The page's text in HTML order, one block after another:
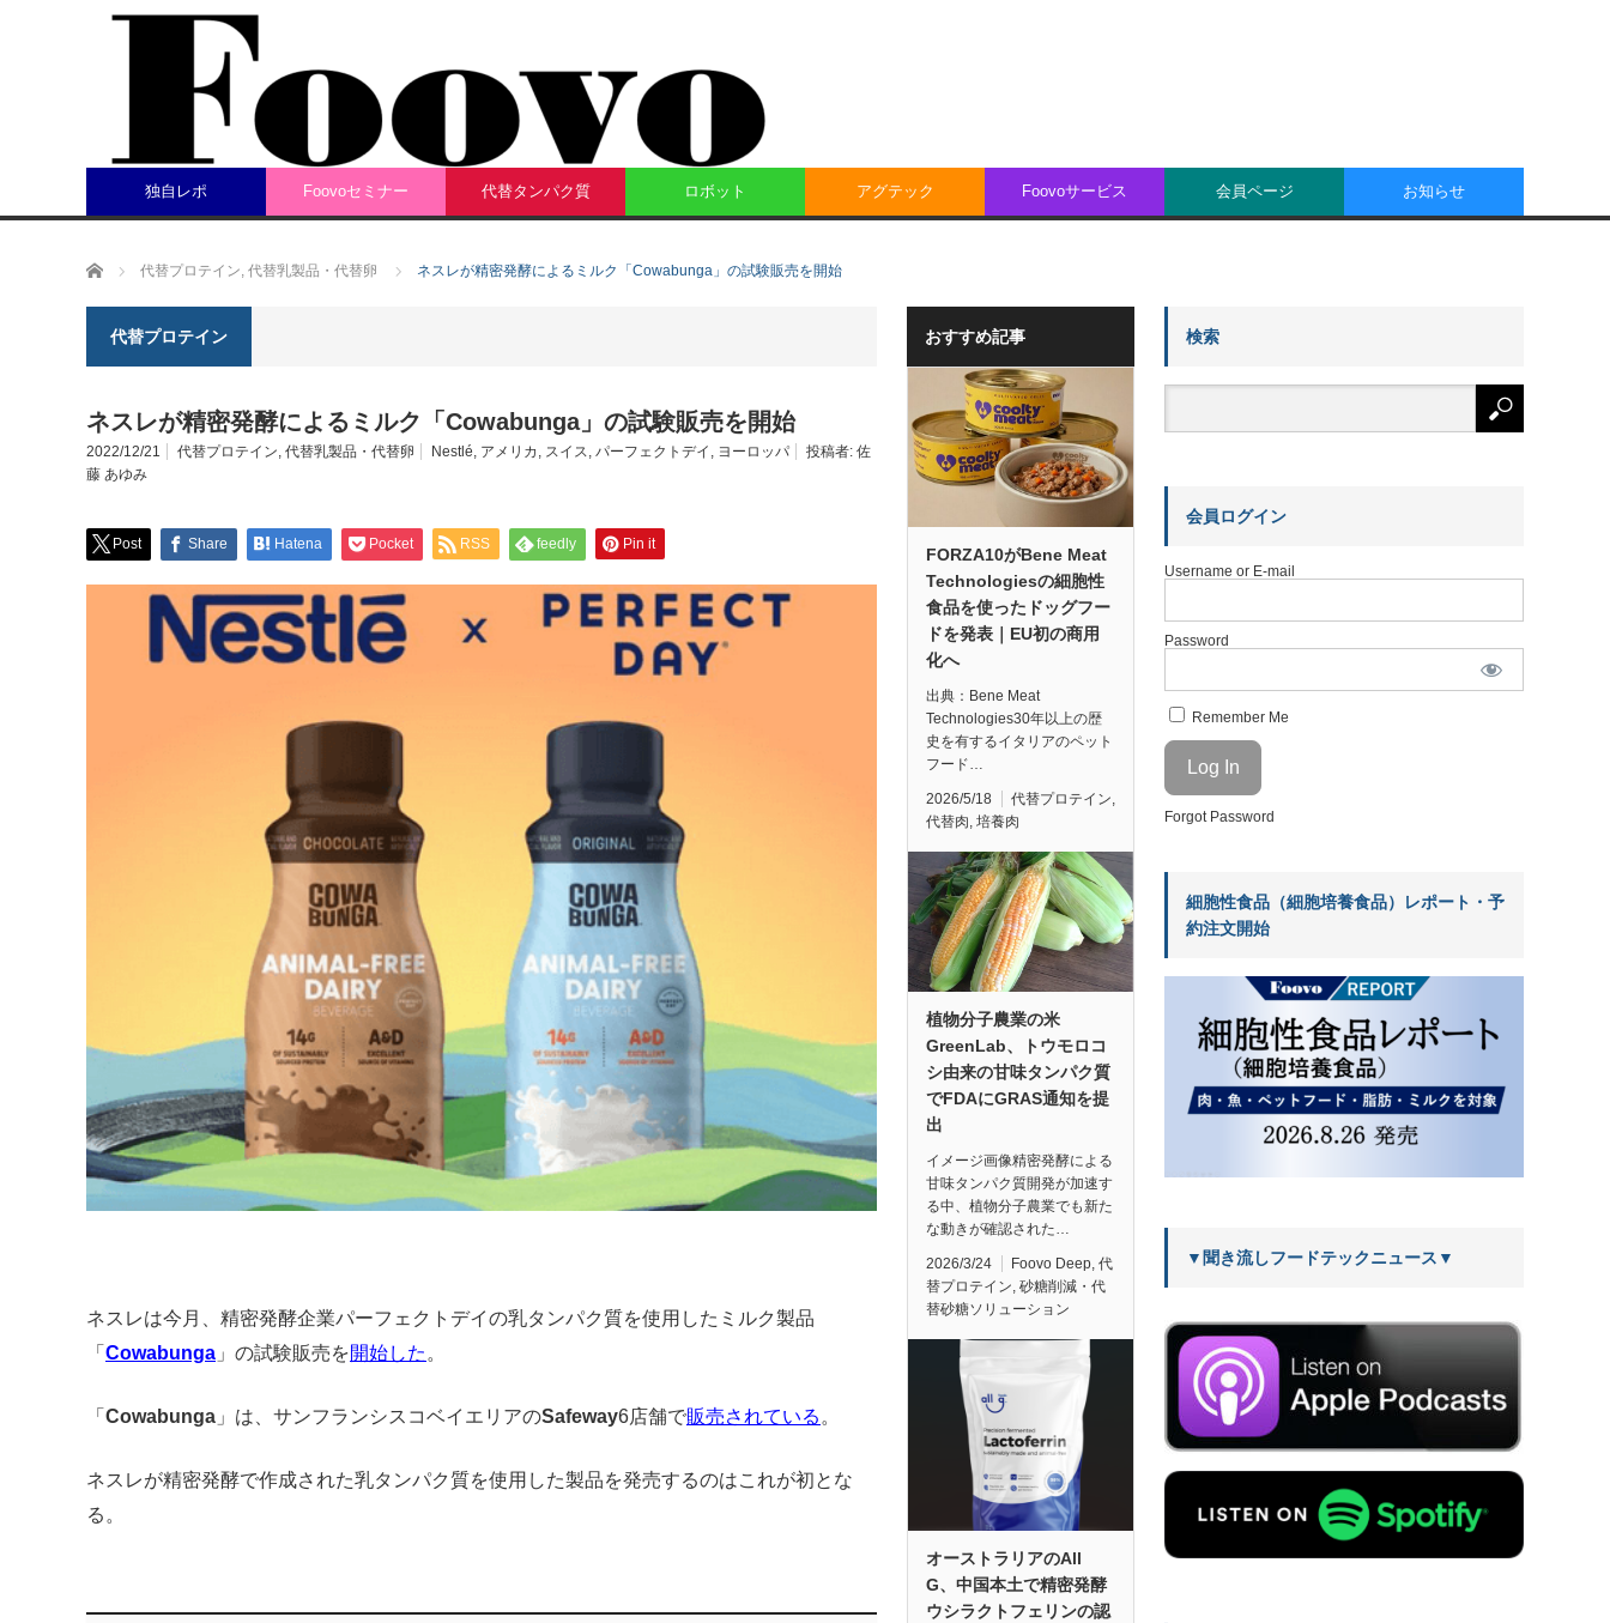
独自レポ Foovoセミナー 代替タンパク質 ロボット アグテック Foovoサービス 会員ページ お知らせ
ホーム 代替プロテイン, 代替乳製品・代替卵 ネスレが精密発酵によるミルク「Cowabunga」の試験販売を開始
代替プロテイン
ネスレが精密発酵によるミルク「Cowabunga」の試験販売を開始
2022/12/21 代替プロテイン, 代替乳製品・代替卵 Nestlé, アメリカ , スイス, パーフェクトデイ , ヨーロッパ 投稿者: 佐
藤 あゆみ
Post Share Hatena Pocket RSS feedly Pin it
ネスレは今月、精密発酵企業パーフェクトデイの乳タンパク質を使用したミルク製品
「 Cowabunga 」の試験販売を開始した 。
「 Cowabunga 」は、サンフランシスコベイエリアのSafeway6店舗で販売されている 。
ネスレが精密発酵で作成された乳タンパク質を使用した製品を発売するのはこれが初とな
る。
おすすめ記事
FORZA10がBene Meat
Technologiesの細胞性
食品を使ったドッグフー
ドを発表｜EU初の商用
化へ
出典：Bene Meat
Technologies30年以上の歴
史を有するイタリアのペット
フード…
2026/5/18 代替プロテイン
代替肉 培養肉
植物分子農業の米
GreenLab、トウモロコ
シ由来の甘味タンパク質
でFDAにGRAS通知を提
出
イメージ画像精密発酵による
甘味タンパク質開発が加速す
る中、植物分子農業でも新た
な動きが確認された…
2026/3/24 Foovo Deep, 代
替プロテイン, 砂糖削減・代
替砂糖ソリューション
オーストラリアのAll
G、中国本土で精密発酵
ウシラクトフェリンの認
検索
会員ログイン
Username or E-mail
Password
Remember Me
Forgot Password
細胞性食品（細胞培養食品）レポート・予
約注文開始
▼聞き流しフードテックニュース▼